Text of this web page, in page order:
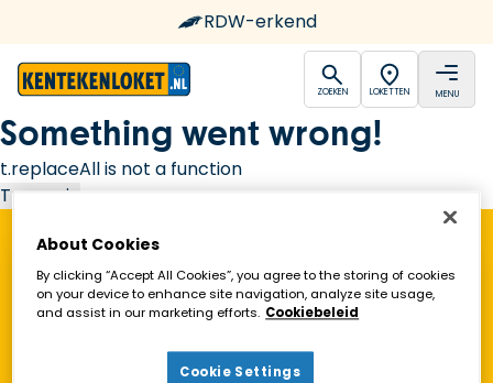
RDW-erkend
open
ZOEKEN LOKETTEN MENU
Something went wrong!
t.replaceAll is not a function
Try again
Vind een Kentekenloket in de buurt!
About Cookies
By clicking “Accept All Cookies”, you agree to the storing of cookies
on your device to enhance site navigation, analyze site usage,
and assist in our marketing efforts. Cookiebeleid
Cookie Settings